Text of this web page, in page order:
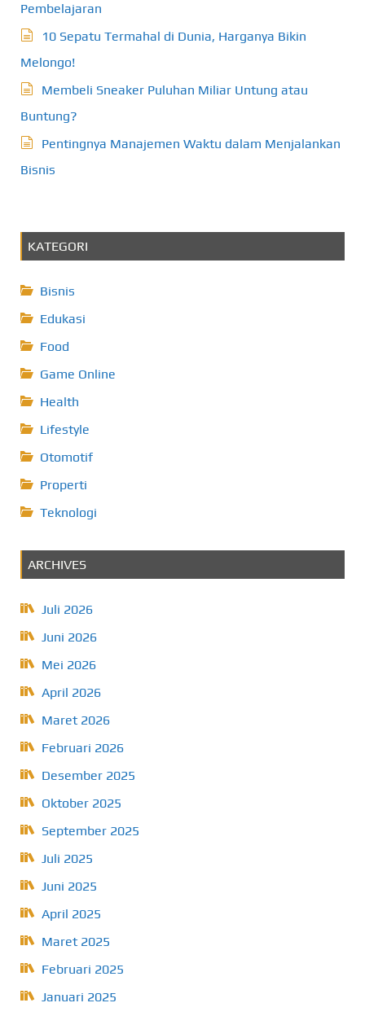
Pembelajaran
10 Sepatu Termahal di Dunia, Harganya Bikin
Melongo!
Membeli Sneaker Puluhan Miliar Untung atau
Buntung?
Pentingnya Manajemen Waktu dalam Menjalankan
Bisnis
KATEGORI
Bisnis
Edukasi
Food
Game Online
Health
Lifestyle
Otomotif
Properti
Teknologi
ARCHIVES
Juli 2026
Juni 2026
Mei 2026
April 2026
Maret 2026
Februari 2026
Desember 2025
Oktober 2025
September 2025
Juli 2025
Juni 2025
April 2025
Maret 2025
Februari 2025
Januari 2025